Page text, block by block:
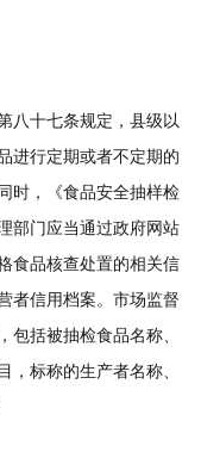
十七条规定，县级以
进行定期或者不定期的
时，《食品安全抽样检
部门应当通过政府网站
食品核查处置的相关信
者信用档案。市场监督
包括被抽检食品名称、
，标称的生产者名称、